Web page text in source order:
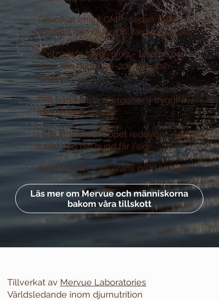
Tillverkat enligt GMP+ sedan 1986 –
spårbart från råvara till färdig produkt
Kostnadsfri rådgivning –telefon och
mejl, alla dagar 08–20, helt utan
köpkrav
Läs mer om Mervue och människorna
bakom våra tillskott
Fritt från kända allergener –tryggt även
för känsliga hundar
Hela innehållet öppet redovisat –du ser
exakt vad din hund får i sig
Alltid fri frakt –leverans på 1–3 dagar
Tillverkat av Mervue Laboratories
Världsledande inom djurnutrition